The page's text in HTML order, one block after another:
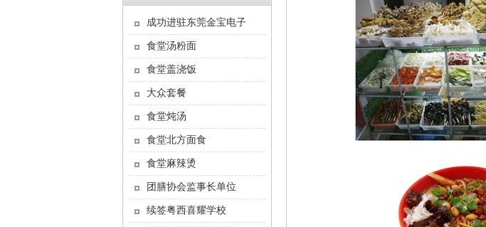
成功进驻东莞金宝电子
食堂汤粉面
食堂盖浇饭
大众套餐
食堂炖汤
食堂北方面食
食堂麻辣烫
团膳协会监事长单位
续签粤西喜耀学校